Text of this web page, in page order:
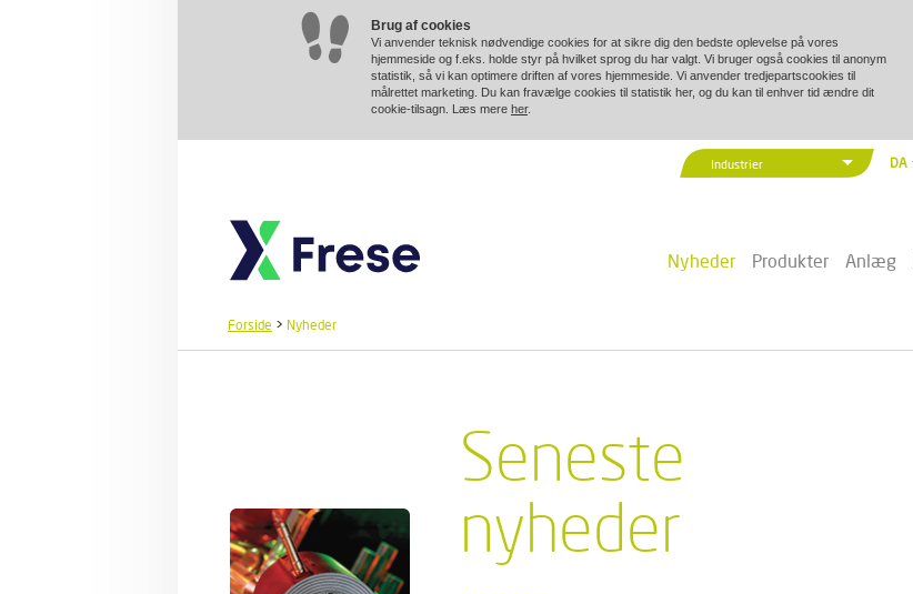
Brug af cookies
Vi anvender teknisk nødvendige cookies for at sikre dig den bedste oplevelse på vores
hjemmeside og f.eks. holde styr på hvilket sprog du har valgt. Vi bruger også cookies til anonym
statistik, så vi kan optimere driften af vores hjemmeside. Vi anvender tredjepartscookies til
målrettet marketing. Du kan fravælge cookies til statistik her, og du kan til enhver tid ændre dit
cookie-tilsagn. Læs mere her.
Nyheder Produkter Anlæg
Industrier
Fjernvarme/-køling
DA
PL
Forside > Nyheder
Seneste
nyheder